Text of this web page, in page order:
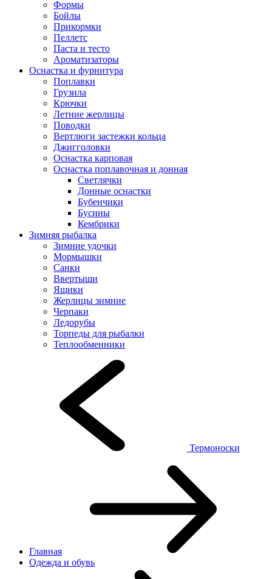
Формы
Бойлы
Прикормки
Пеллетс
Паста и тесто
Ароматизаторы
Оснастка и фурнитура
Поплавки
Грузила
Крючки
Летние жерлицы
Поводки
Вертлюги застежки кольца
Джигголовки
Оснастка карповая
Оснастка поплавочная и донная
Светлячки
Донные оснастки
Бубенчики
Бусины
Кембрики
Зимняя рыбалка
Зимние удочки
Мормышки
Санки
Ввертыши
Ящики
Жерлицы зимние
Черпаки
Ледорубы
Торпеды для рыбалки
Теплообменники
Термоноски
Главная
Одежда и обувь